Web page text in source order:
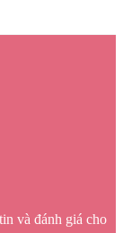
và đánh giá cho